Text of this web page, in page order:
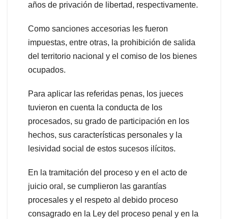
años de privación de libertad, respectivamente.
Como sanciones accesorias les fueron
impuestas, entre otras, la prohibición de salida
del territorio nacional y el comiso de los bienes
ocupados.
Para aplicar las referidas penas, los jueces
tuvieron en cuenta la conducta de los
procesados, su grado de participación en los
hechos, sus características personales y la
lesividad social de estos sucesos ilícitos.
En la tramitación del proceso y en el acto de
juicio oral, se cumplieron las garantías
procesales y el respeto al debido proceso
consagrado en la Ley del proceso penal y en la